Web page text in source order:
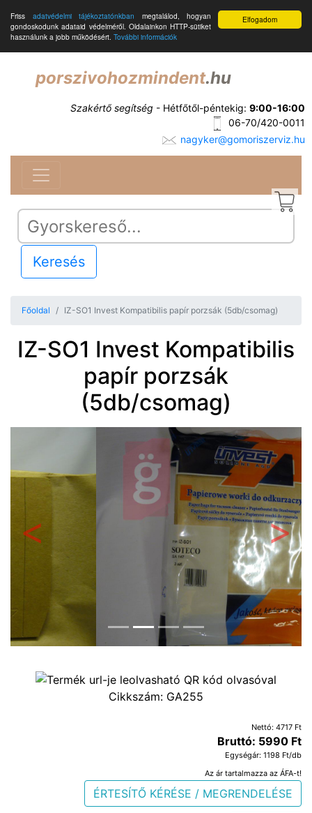
Elfogadom
Friss adatvédelmi tájékoztatónkban megtalálod, hogyan
gondoskodunk adataid védelméről. Oldalainkon HTTP-sütiket
használunk a jobb működésért. További információk
porszivohozmindent.hu
Szakértő segítség - Hétfőtől-péntekig: 9:00-16:00
06-70/420-0011
nagyker@gomoriszerviz.hu
Keresés
Főoldal IZ-SO1 Invest Kompatibilis papír porzsák (5db/csomag)
IZ-SO1 Invest Kompatibilis
papír porzsák
(5db/csomag)
Előző
Cikkszám: GA255
Nettó: 4717 Ft
Bruttó: 5990 Ft
Egységár: 1198 Ft/db
Az ár tartalmazza az ÁFA-t!
ÉRTESÍTŐ KÉRÉSE / MEGRENDELÉSE